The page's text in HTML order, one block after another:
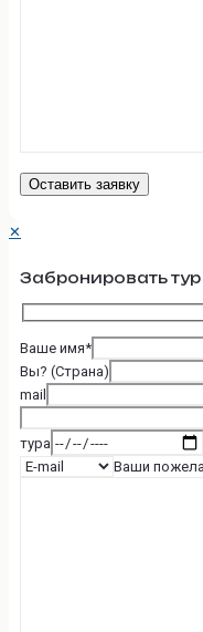
✕
Забронировать тур
Ваше имя*
Вы? (Страна)
mail
тура
Ваши